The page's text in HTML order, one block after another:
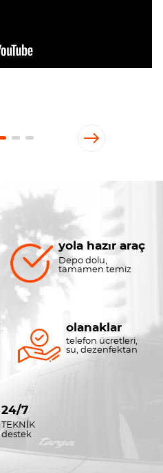
yola hazır araç
Depo dolu,
tamamen temiz
olanaklar
telefon ücretleri,
su, dezenfektan
24/7
TEKNİK
destek